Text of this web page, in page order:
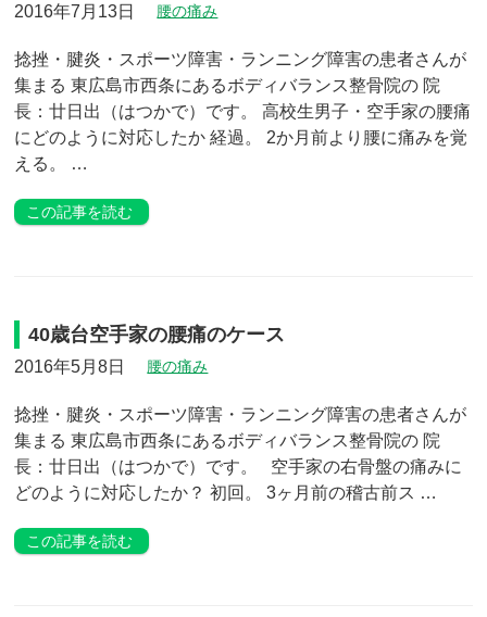
2016年7月13日 腰の痛み
捻挫・腱炎・スポーツ障害・ランニング障害の患者さんが
集まる 東広島市西条にあるボディバランス整骨院の 院
長：廿日出（はつかで）です。 高校生男子・空手家の腰痛
にどのように対応したか 経過。 2か月前より腰に痛みを覚
える。 …
この記事を読む
40歳台空手家の腰痛のケース
2016年5月8日 腰の痛み
捻挫・腱炎・スポーツ障害・ランニング障害の患者さんが
集まる 東広島市西条にあるボディバランス整骨院の 院
長：廿日出（はつかで）です。 空手家の右骨盤の痛みに
どのように対応したか？ 初回。 3ヶ月前の稽古前ス …
この記事を読む